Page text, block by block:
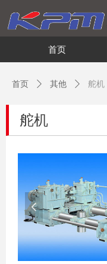
首页
舵机
넳
首页 ꄲ 其他 ꄲ 舵机